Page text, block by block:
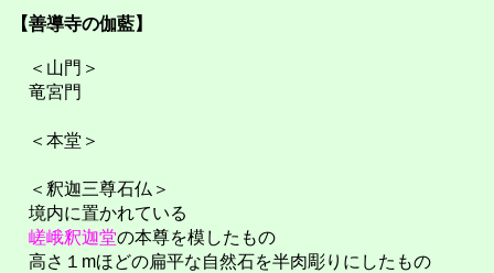
【善導寺の伽藍】
＜山門＞
竜宮門
＜本堂＞
＜釈迦三尊石仏＞
境内に置かれている
嵯峨釈迦堂の本尊を模したもの
高さ１mほどの扁平な自然石を半肉彫りにしたもの